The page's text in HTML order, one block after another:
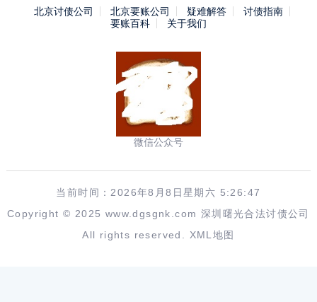
北京讨债公司 北京要账公司 疑难解答
讨债指南
要账百科
关于我们
微信公众号
当前时间：2026年8月8日星期六 5:26:48
Copyright © 2025 www.dgsgnk.com 深圳曙光合法讨债公司
All rights reserved. XML地图